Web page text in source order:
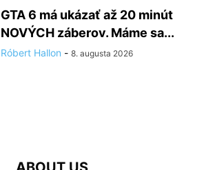
GTA 6 má ukázať až 20 minút
NOVÝCH záberov. Máme sa...
Róbert Hallon - 8. augusta 2026